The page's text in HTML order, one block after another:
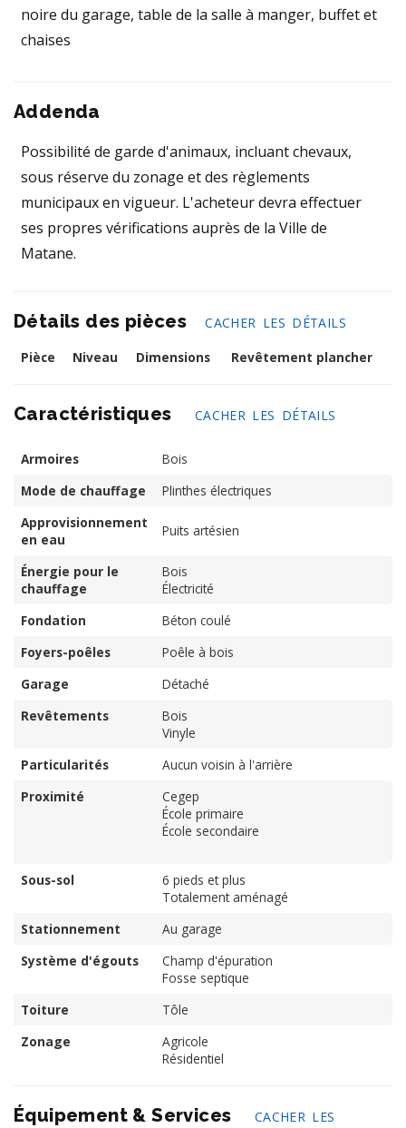
noire du garage, table de la salle à manger, buffet et
chaises
Addenda
Possibilité de garde d'animaux, incluant chevaux,
sous réserve du zonage et des règlements
municipaux en vigueur. L'acheteur devra effectuer
ses propres vérifications auprès de la Ville de
Matane.
Détails des pièces
CACHER LES DÉTAILS
Pièce
Niveau Dimensions Revêtement plancher
Caractéristiques CACHER LES DÉTAILS
Armoires
Bois
Mode de chauffage
Plinthes électriques
Approvisionnement
en eau
Puits artésien
Énergie pour le
chauffage
Bois
Électricité
Fondation
Béton coulé
Foyers-poêles
Poêle à bois
Garage
Détaché
Revêtements
Bois
Vinyle
Particularités
Aucun voisin à l'arrière
Proximité
Cegep
École primaire
École secondaire
Sous-sol
6 pieds et plus
Totalement aménagé
Stationnement
Au garage
Système d'égouts
Champ d'épuration
Fosse septique
Toiture
Tôle
Zonage
Agricole
Résidentiel
Équipement & Services CACHER LES